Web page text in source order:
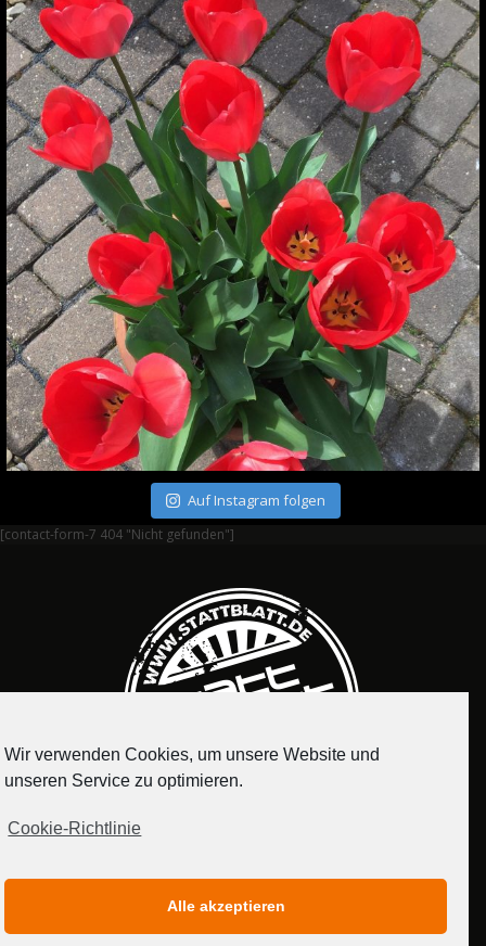
Auf Instagram folgen
[contact-form-7 404 "Nicht gefunden"]
MEDIADATEN
Wir verwenden Cookies, um unsere Website und
unseren Service zu optimieren.
Cookie-Richtlinie
Alle akzeptieren